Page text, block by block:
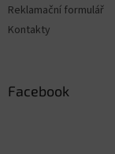
Reklamační formulář
Kontakty
Facebook